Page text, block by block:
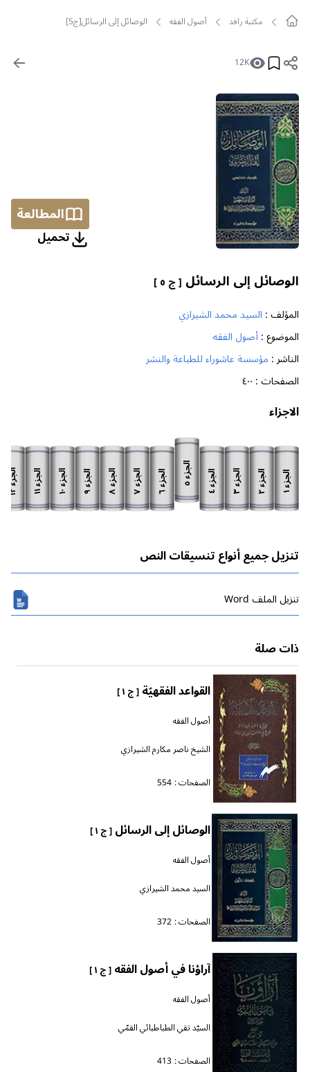
مکتبة رافد أصول الفقه الوصائل إلى الرسائل[ج5]
12K
المطالعة
تحمیل
الوصائل إلى الرسائل [ ج ٥ ]
المؤلف : السيد محمد الشيرازي
الموضوع :أصول الفقه
الناشر : مؤسسة عاشوراء للطباعة والنشر
الصفحات : ٤٠٠
الاجزاء
الجزء
١
الجزء
٢
الجزء
٣
الجزء
٤
الجزء
٥ الجزء
٦
الجزء
٧
الجزء
٨
الجزء
٩
الجزء
١٠
الجزء
١١
الجزء
١٢
تنزيل جميع أنواع تنسيقات النص
تنزیل الملف Word
ذات صلة
القواعد الفقهيّة[ ج ١ ]
أصول الفقه
الشيخ ناصر مكارم الشيرازي
الصفحات : 554
الوصائل إلى الرسائل[ ج ١ ]
أصول الفقه
السيد محمد الشيرازي
الصفحات : 372
آراؤنا في أصول الفقه[ ج ١ ]
أصول الفقه
السيّد تقي الطباطبائي القمّي
الصفحات : 413